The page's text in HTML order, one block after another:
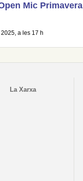
Mic Primavera
a les 17 h
La Xarxa